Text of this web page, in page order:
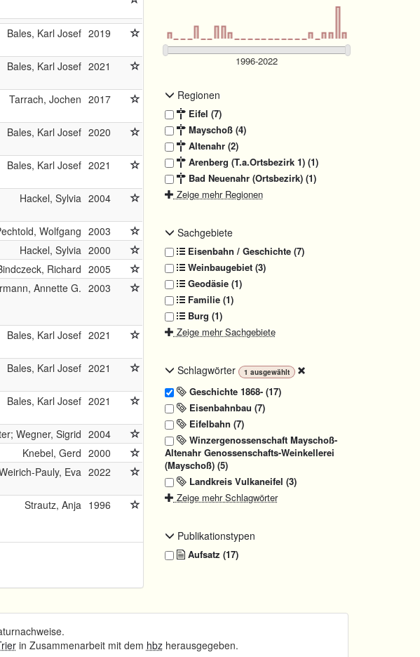
Bales, Karl Josef 2019
Bales, Karl Josef 2021
Tarrach, Jochen 2017
Bales, Karl Josef 2020
Bales, Karl Josef 2021
Hackel, Sylvia 2004
Wolfgang 2003
Hackel, Sylvia 2000
Richard 2005
Annette G. 2003
Bales, Karl Josef 2021
Bales, Karl Josef 2021
Bales, Karl Josef 2021
Wegner, Sigrid 2004
Knebel, Gerd 2000
Pauly, Eva 2022
Strautz, Anja 1996
Regionen
Eifel (7)
Mayschoß (4)
Altenahr (2)
Arenberg (T.a.Ortsbezirk 1) (1)
Bad Neuenahr (Ortsbezirk) (1)
Zeige mehr Regionen
Sachgebiete
Eisenbahn / Geschichte (7)
Weinbaugebiet (3)
Geodäsie (1)
Familie (1)
Burg (1)
Zeige mehr Sachgebiete
Schlagwörter 1 ausgewählt
Geschichte 1868- (17)
Eisenbahnbau (7)
Eifelbahn (7)
Winzergenossenschaft Mayschoß-
Altenahr Genossenschafts-Weinkellerei
(Mayschoß) (5)
Landkreis Vulkaneifel (3)
Zeige mehr Schlagwörter
Publikationstypen
Aufsatz (17)
in Zusammenarbeit mit dem hbzherausgegeben.